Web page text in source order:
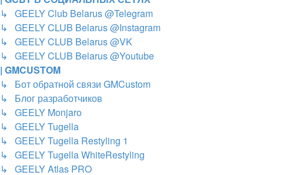
↳ GEELY Club Belarus @Telegram
↳ GEELY CLUB Belarus @Instagram
↳ GEELY CLUB Belarus @VK
↳ GEELY CLUB Belarus @Youtube
| GMCUSTOM
↳ Бот обратной связи GMCustom
↳ Блог разработчиков
↳ GEELY Monjaro
↳ GEELY Tugella
↳ GEELY Tugella Restyling 1
↳ GEELY Tugella WhiteRestyling
↳ GEELY Atlas PRO